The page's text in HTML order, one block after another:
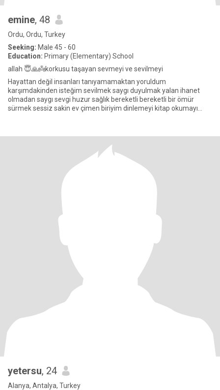
emine, 48
Ordu, Ordu, Turkey
Seeking: Male 45 - 60
Education: Primary (Elementary) School
allah 😇🙏👼korkusu taşayan sevmeyi ve sevilmeyi
Hayattan değil insanları tanıyamamaktan yoruldum
karşımdakinden isteğim sevilmek saygı duyulmak yalan ihanet
olmadan saygı sevgi huzur sağlık bereketli bereketli bir ömür
sürmek sessiz sakin ev çimen biriyim dinlemeyi kitap okumayı
yetersu, 24
Alanya, Antalya, Turkey